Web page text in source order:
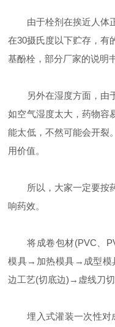
由于栓剂在挨近人体正
在30摄氏度以下贮存，有
基酚栓，部分厂家的说明
另外在湿度方面，由于
如空气湿度太大，药物容
能太低，不然可能会开裂
用价值。
所以，大家一定要按药
响药效。
将成卷包材(PVC、
模具→加热模具→成型模
边工艺(切底边)→虚线刀切
埋入式灌装一次性对